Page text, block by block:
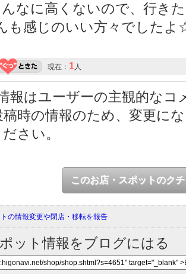
なに高くないので、行き
も感じのいい方々でした
現在： 1人
報はユーザーの主観的なコ
時の情報のため、変更に
さい。
このお店・スポットのク
の情報変更や閉店・移転を報告
ット情報をブログにはる